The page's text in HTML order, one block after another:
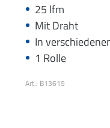
25 lfm
Mit Draht
In
1 Rolle
Art.: B13619